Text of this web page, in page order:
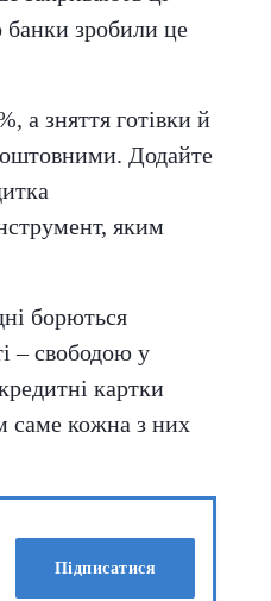
зробили це
а зняття готівки й
Додайте
яким
борються
– свободою у
картки
саме кожна з них
Підписатися